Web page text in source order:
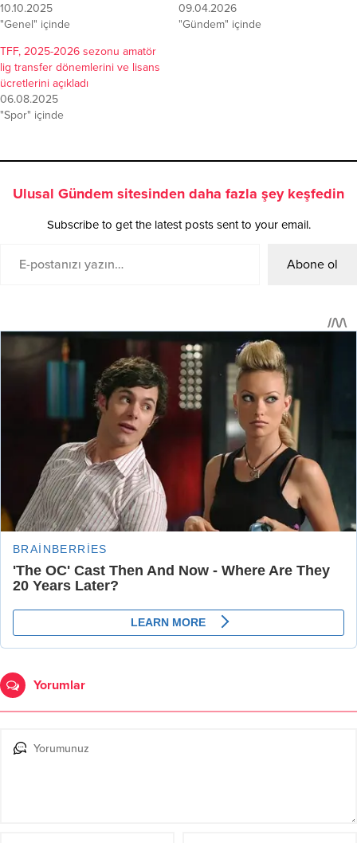
10.10.2025
"Genel" içinde
09.04.2026
"Gündem" içinde
TFF, 2025-2026 sezonu amatör
lig transfer dönemlerini ve lisans
ücretlerini açıkladı
06.08.2025
"Spor" içinde
Ulusal Gündem sitesinden daha fazla şey keşfedin
Subscribe to get the latest posts sent to your email.
Abone ol
Yorumlar